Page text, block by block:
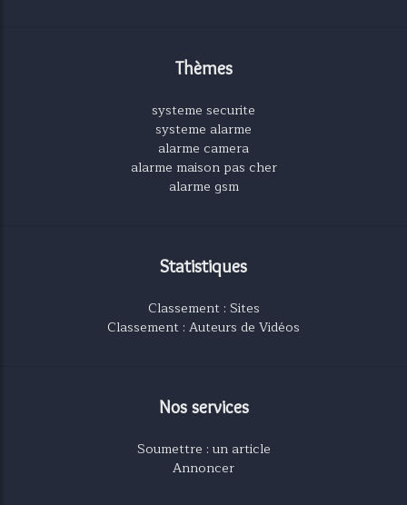
Thèmes
systeme securite
systeme alarme
alarme camera
alarme maison pas cher
alarme gsm
Statistiques
Classement : Sites
Classement : Auteurs de Vidéos
Nos services
Soumettre : un article
Annoncer